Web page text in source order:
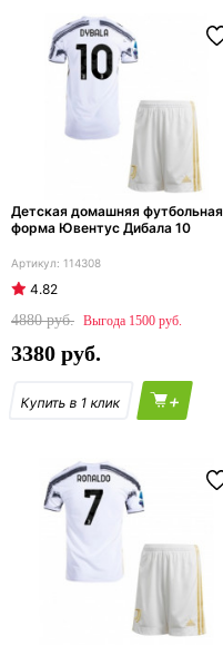
Детская домашняя футбольная
форма Ювентус Дибала 10
114308
4.82
4880
1500
3380
+